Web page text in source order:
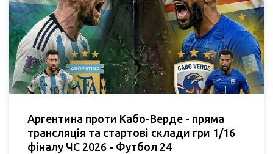
Аргентина проти Кабо-Верде - пряма
трансляція та стартові склади гри 1/16
фіналу ЧС 2026 - Футбол 24